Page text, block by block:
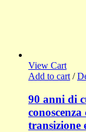
View Cart
Add to cart /
90 anni di
transizione